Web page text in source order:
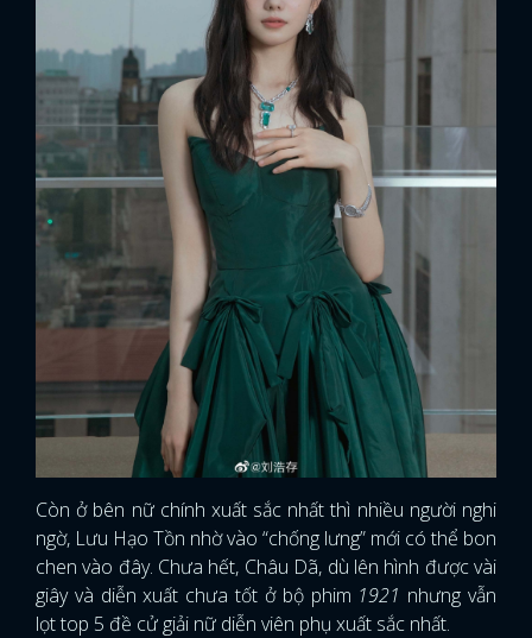
Còn ở bên nữ chính xuất sắc nhất thì nhiều người nghi
ngờ, Lưu Hạo Tồn nhờ vào “chống lưng” mới có thể bon
chen vào đây. Chưa hết, Châu Dã, dù lên hình được vài
giây và diễn xuất chưa tốt ở bộ phim 1921 nhưng vẫn
lọt top 5 đề cử giải nữ diễn viên phụ xuất sắc nhất.